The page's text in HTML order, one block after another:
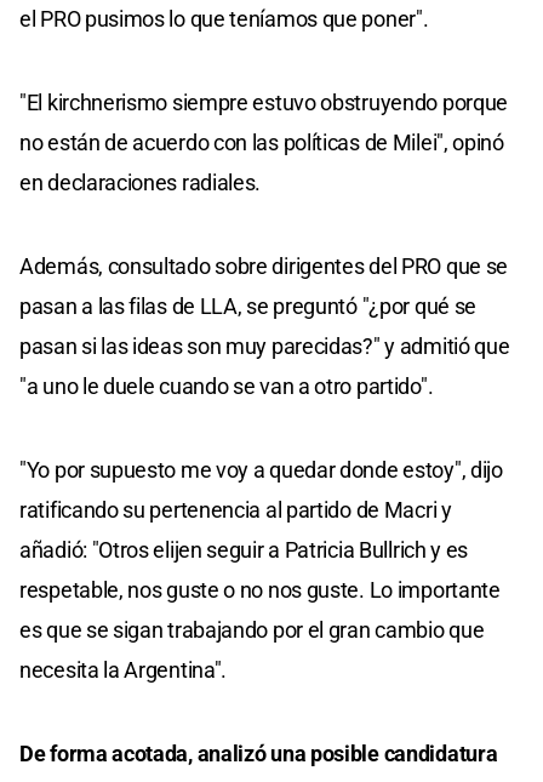
el PRO pusimos lo que teníamos que poner".
"El kirchnerismo siempre estuvo obstruyendo porque
no están de acuerdo con las políticas de Milei", opinó
en declaraciones radiales.
Además, consultado sobre dirigentes del PRO que se
pasan a las filas de LLA, se preguntó "¿por qué se
pasan si las ideas son muy parecidas?" y admitió que
"a uno le duele cuando se van a otro partido".
"Yo por supuesto me voy a quedar donde estoy", dijo
ratificando su pertenencia al partido de Macri y
añadió: "Otros elijen seguir a Patricia Bullrich y es
respetable, nos guste o no nos guste. Lo importante
es que se sigan trabajando por el gran cambio que
necesita la Argentina".
De forma acotada, analizó una posible candidatura